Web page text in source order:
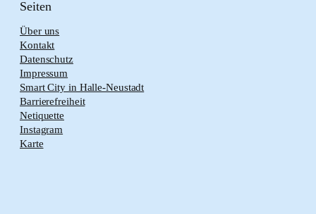
Seiten
Über uns
Kontakt
Datenschutz
Impressum
Smart City in Halle-Neustadt
Barrierefreiheit
Netiquette
Instagram
Karte